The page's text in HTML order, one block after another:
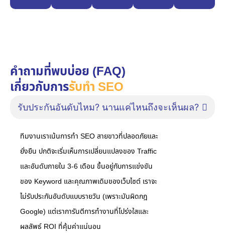
คำถามที่พบบ่อย (FAQ)
เกี่ยวกับการรับทำ SEO
รับประกันอันดับไหม? นานแค่ไหนถึงจะเห็นผล?
ทีมงานเราเน้นการทำ SEO สายขาวที่ปลอดภัยและ
ยั่งยืน ปกติจะเริ่มเห็นการเปลี่ยนแปลงของ Traffic
และอันดับภายใน 3-6 เดือน ขึ้นอยู่กับการแข่งขัน
ของ Keyword และคุณภาพเดิมของเว็บไซต์ เราจะ
ไม่รับประกันอันดับแบบรายวัน (เพราะมันผิดกฎ
Google) แต่เราการันตีการทำงานที่โปร่งใสและ
ผลลัพธ์ ROI ที่คุ้มค่าแน่นอน